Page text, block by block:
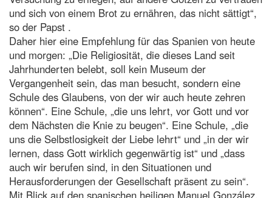
und sich von einem Brot zu ernähren, das nicht sättigt“,
so der Papst .
Daher hier eine Empfehlung für das Spanien von heute
und morgen: „Die Religiosität, die dieses Land seit
Jahrhunderten belebt, soll kein Museum der
Vergangenheit sein, das man besucht, sondern eine
Schule des Glaubens, von der wir auch heute zehren
können“. Eine Schule, „die uns lehrt, vor Gott und vor
dem Nächsten die Knie zu beugen“. Eine Schule, „die
uns die Selbstlosigkeit der Liebe lehrt“ und „in der wir
lernen, dass Gott wirklich gegenwärtig ist“ und „dass
auch wir berufen sind, in den Situationen und
Herausforderungen der Gesellschaft präsent zu sein“.
Mit Blick auf den spanischen heiligen Manuel González,